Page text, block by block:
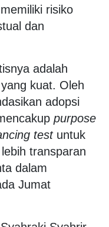
risiko
dan
adalah
kuat. Oleh
adopsi
purpose
testuntuk
transparan
dalam
Jumat